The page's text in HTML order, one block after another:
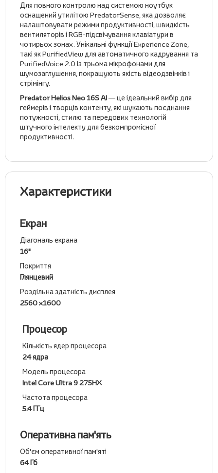
Для повного контролю над системою ноутбук
оснащений утилітою PredatorSense, яка дозволяє
налаштовувати режими продуктивності, швидкість
вентиляторів і RGB-підсвічування клавіатури в
чотирьох зонах. Унікальні функції Experience Zone,
такі як PurifiedView для автоматичного кадрування та
PurifiedVoice 2.0 із трьома мікрофонами для
шумозаглушення, покращують якість відеодзвінків і
стрімінгу.
Predator Helios Neo 16S AI— це ідеальний вибір для
геймерів і творців контенту, які шукають поєднання
потужності, стилю та передових технологій
штучного інтелекту для безкомпромісної
продуктивності.
Характеристики
Екран
Діагональ екрана
16"
Покриття
Глянцевий
Роздільна здатність дисплея
2560 x1600
Процесор
Кількість ядер процесора
24 ядра
Модель процесора
Intel Core Ultra 9 275HX
Частота процесора
5.4 ГГц
Оперативна пам'ять
Об'єм оперативної пам'яті
64 Гб